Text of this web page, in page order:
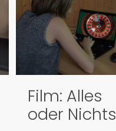
Film: Alles
oder Nichts